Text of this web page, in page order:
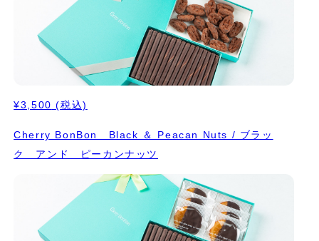
¥3,500 (税込)
Cherry BonBon Black ＆ Peacan Nuts / ブラッ
ク アンド ピーカンナッツ